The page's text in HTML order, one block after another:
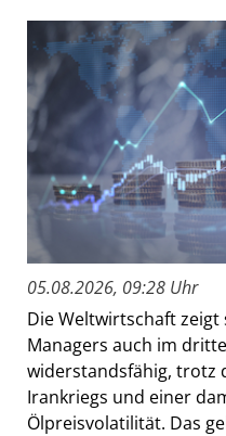
05.08.2026, 09:28 Uhr
Die Weltwirtschaft zeigt
Managers auch im
widerstandsfähig, trotz
Irankriegs und einer
Ölpreisvolatilität. Das